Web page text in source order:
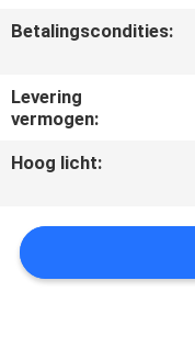
OP
NIEUWS
GEVALLEN
VRAAG
EEN
Betalingscondities:
Levering
vermogen:
Hoog licht: